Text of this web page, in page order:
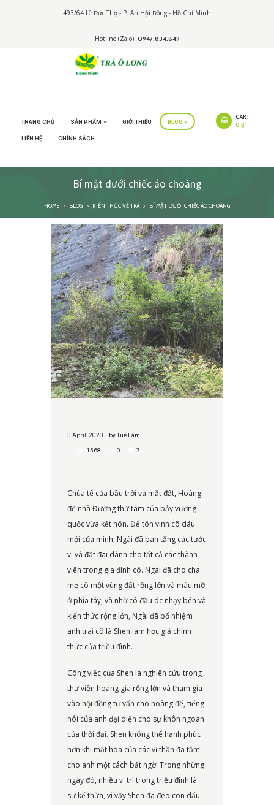
493/64 Lê Đức Thọ - P. An Hội Đông - Hồ Chí Minh
Hotline (Zalo): 0947.834.849
TRANG CHỦ SẢN PHẨM GIỚI THIỆU BLOG
LIÊN HỆ CHÍNH SÁCH
CART:
0 ₫
Bí mật dưới chiếc áo choàng
HOME BLOG KIẾN THỨC VỀ TRÀ BÍ MẬT DƯỚI CHIẾC ÁO CHOÀNG
3 April, 2020 byTuệ Lâm
1568 0 7
Chúa tể của bầu trời và mặt đất, Hoàng
đế nhà Đường thứ tám của bảy vương
quốc vừa kết hôn. Để tôn vinh cô dâu
mới của mình, Ngài đã ban tặng các tước
vị và đất đai dành cho tất cả các thành
viên trong gia đình cô. Ngài đã cho cha
mẹ cô một vùng đất rộng lớn và màu mỡ
ở phía tây, và nhờ có đầu óc nhạy bén và
kiến thức rộng lớn, Ngài đã bổ nhiệm
anh trai cô là Shen làm học giả chính
thức của triều đình.
Công việc của Shen là nghiên cứu trong
thư viện hoàng gia rộng lớn và tham gia
vào hội đồng tư vấn cho hoàng đế, tiếng
nói của anh đại diện cho sự khôn ngoan
của thời đại. Shen không thể hạnh phúc
hơn khi mật hoa của các vị thần đã tắm
cho anh một cách bất ngờ. Trong những
ngày đó, nhiều vị trí trong triều đình là
sự kế thừa, vì vậy Shen đã đeo con dấu